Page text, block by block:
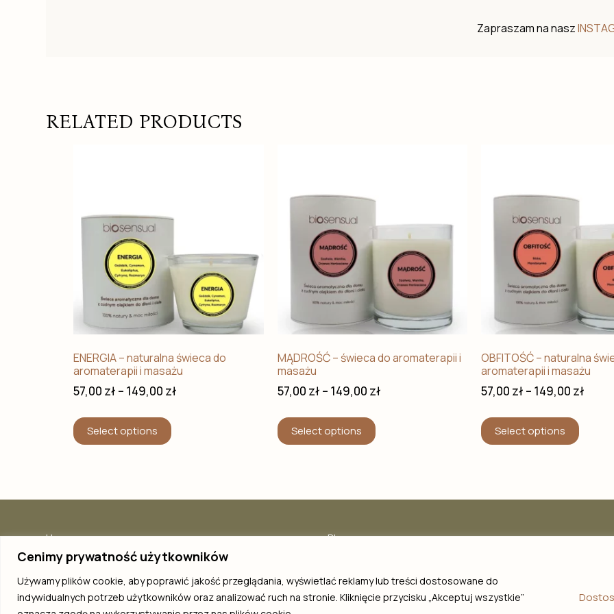
Cenimy prywatność użytkowników
Używamy plików cookie, aby poprawić jakość przeglądania, wyświetlać reklamy lub treści dostosowane do
indywidualnych potrzeb użytkowników oraz analizować ruch na stronie. Kliknięcie przycisku „Akceptuj wszystkie”
Zapraszam na nasz
RELATED PRODUCTS
ENERGIA – naturalna świeca do
aromaterapii i masażu
57,00 zł – 149,00 zł
Select options
MĄDROŚĆ – świeca do aromaterapii i
masażu
57,00 zł – 149,00 zł
Select options
OBFITOŚĆ – naturalna
aromaterapii i masażu
57,00 zł – 149,00 zł
Select options
Homepage
Our mission
Workshop
Blog
Privacy and accessibility policy